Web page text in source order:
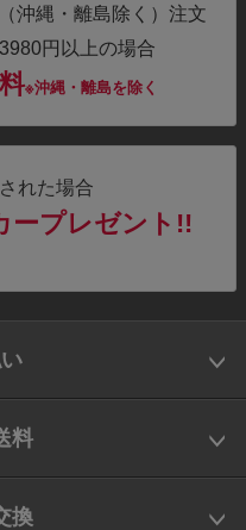
沖縄・離島除く）注文
円以上の場合
※沖縄・離島を除く
れた場合
ープレゼント!!
料
換